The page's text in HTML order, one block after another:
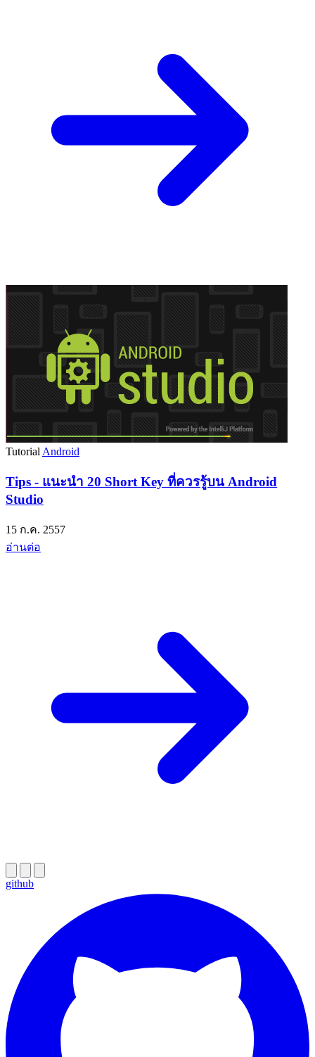
Tutorial Android
Tips - แนะนำ 20 Short Key ที่ควรรู้บน Android
Studio
15 ก.ค. 2557
อ่านต่อ
github